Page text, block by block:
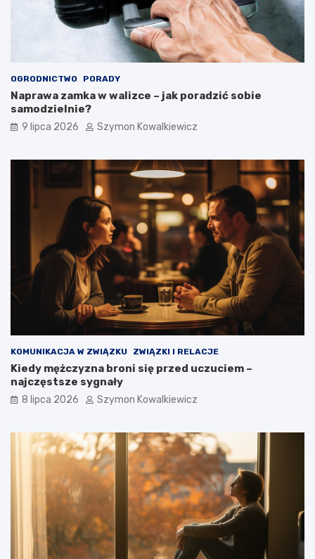
OGRODNICTWO PORADY
Naprawa zamka w walizce – jak poradzić sobie
samodzielnie?
9 lipca 2026 Szymon Kowalkiewicz
KOMUNIKACJA W ZWIĄZKU ZWIĄZKI I RELACJE
Kiedy mężczyzna broni się przed uczuciem –
najczęstsze sygnały
8 lipca 2026 Szymon Kowalkiewicz